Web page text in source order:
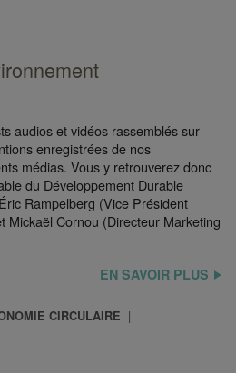
audios et vidéos rassemblés sur
enregistrées de nos
médias. Vous y retrouverez donc
du Développement Durable
Rampelberg (Vice Président
Mickaël Cornou (Directeur Marketing
EN SAVOIR PLUS
CIRCULAIRE